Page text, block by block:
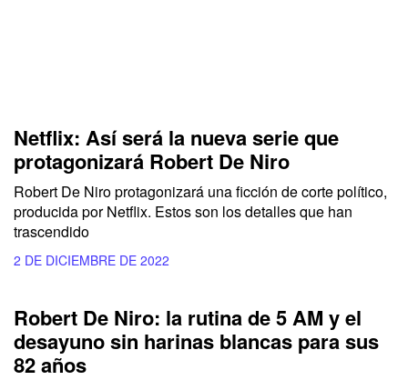
Netflix: Así será la nueva serie que
protagonizará Robert De Niro
Robert De Niro protagonizará una ficción de corte político,
producida por Netflix. Estos son los detalles que han
trascendido
2 DE DICIEMBRE DE 2022
Robert De Niro: la rutina de 5 AM y el
desayuno sin harinas blancas para sus
82 años